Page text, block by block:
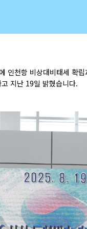
인천항 비상대비태세 확립
지난 19일 밝혔습니다.